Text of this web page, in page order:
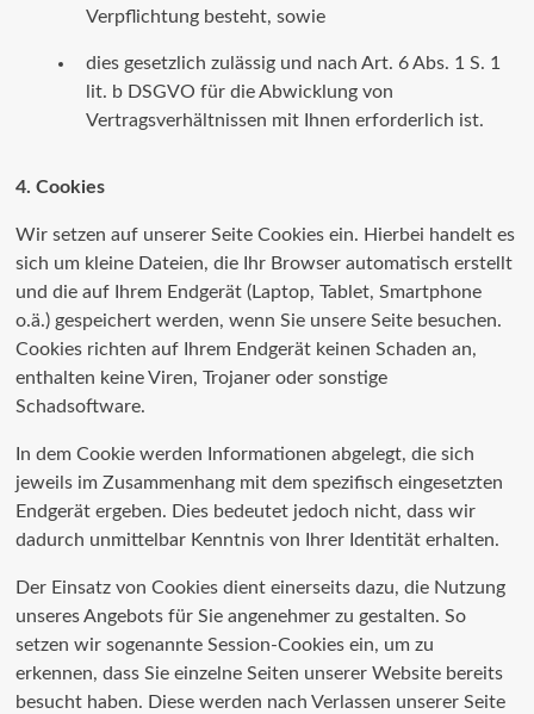
Verpflichtung besteht, sowie
dies gesetzlich zulässig und nach Art. 6 Abs. 1 S. 1
lit. b DSGVO für die Abwicklung von
Vertragsverhältnissen mit Ihnen erforderlich ist.
4. Cookies
Wir setzen auf unserer Seite Cookies ein. Hierbei handelt es
sich um kleine Dateien, die Ihr Browser automatisch erstellt
und die auf Ihrem Endgerät (Laptop, Tablet, Smartphone
o.ä.) gespeichert werden, wenn Sie unsere Seite besuchen.
Cookies richten auf Ihrem Endgerät keinen Schaden an,
enthalten keine Viren, Trojaner oder sonstige
Schadsoftware.
In dem Cookie werden Informationen abgelegt, die sich
jeweils im Zusammenhang mit dem spezifisch eingesetzten
Endgerät ergeben. Dies bedeutet jedoch nicht, dass wir
dadurch unmittelbar Kenntnis von Ihrer Identität erhalten.
Der Einsatz von Cookies dient einerseits dazu, die Nutzung
unseres Angebots für Sie angenehmer zu gestalten. So
setzen wir sogenannte Session-Cookies ein, um zu
erkennen, dass Sie einzelne Seiten unserer Website bereits
besucht haben. Diese werden nach Verlassen unserer Seite